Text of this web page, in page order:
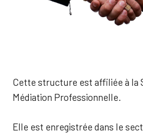
Cette structure est affiliée à la
Médiation Professionnelle.
Elle est enregistrée dans le